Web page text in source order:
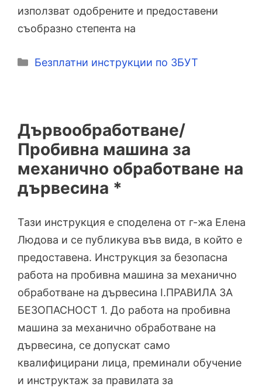
използват одобрените и предоставени
съобразно степента на
Категории
Безплатни инструкции по ЗБУТ
Дървообработване/
Пробивна машина за
механично обработване на
дървесина *
Тази инструкция е споделена от г-жа Елена
Людова и се публикува във вида, в който е
предоставена. Инструкция за безопасна
работа на пробивна машина за механично
обработване на дървесина I.ПРАВИЛА ЗА
БЕЗОПАСНОСТ 1. До работа на пробивна
машина за механично обработване на
дървесина, се допускат само
квалифицирани лица, преминали обучение
и инструктаж за правилата за